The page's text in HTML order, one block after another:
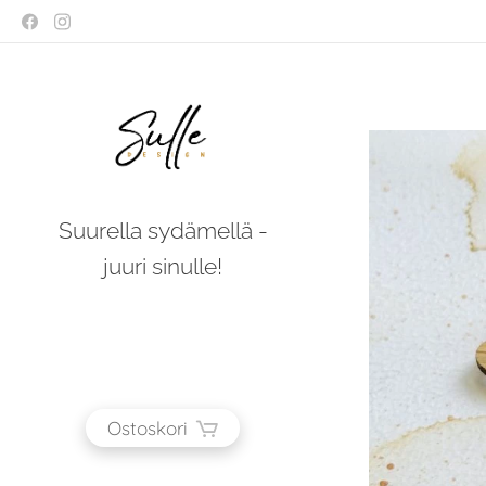
Suurella sydämellä -
juuri sinulle!
Ostoskori